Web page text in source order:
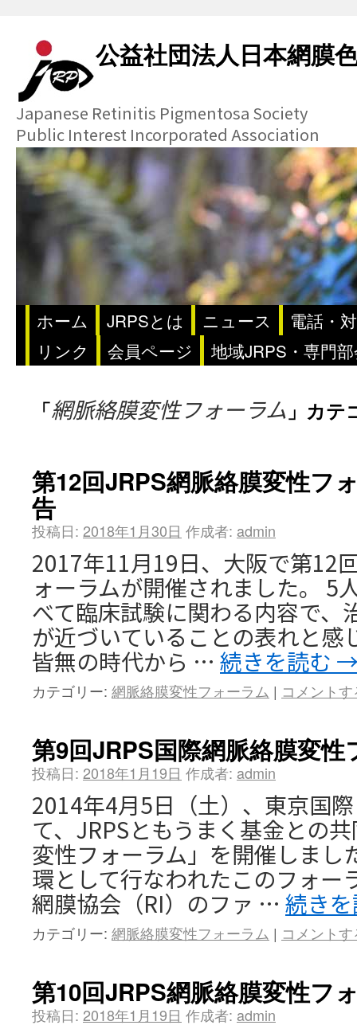
公益社団法人日本網膜
Japanese Retinitis Pigmentosa Society
Public Interest Incorporated Association
ホーム JRPSとは ニュース
電話・
リンク
会員ページ 地域JRPS・専門
「網脈絡膜変性フォーラム 」カテ
第12回JRPS網脈絡膜変性フ
告
投稿日: 2018年1月30日 作成者: admin
2017年11月19日、大阪で第12
ォーラムが開催されました。 5
べて臨床試験に関わる内容で、
が近づいていることの表れと感
皆無の時代から … 続きを読む
カテゴリー: 網脈絡膜変性フォーラム | コメント
第9回JRPS国際網脈絡膜変
投稿日: 2018年1月19日 作成者: admin
2014年4月5日（土）、東京国
て、JRPSともうまく基金との
変性フォーラム」を開催しまし
環として行なわれたこのフォー
網膜協会（RI）のファ … 続き
カテゴリー: 網脈絡膜変性フォーラム | コメント
第10回JRPS網脈絡膜変性フ
投稿日: 2018年1月19日 作成者: admin